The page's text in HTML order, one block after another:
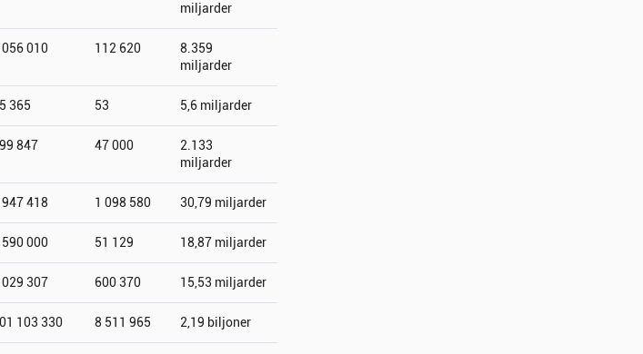
miljarder
056 010 112 620
8.359
miljarder
365 53 5,6 miljarder
847 47 000
2.133
miljarder
947 418 1 098 580 30,79 miljarder
590 000 51 129 18,87 miljarder
029 307 600 370 15,53 miljarder
103 330 8 511 965 2,19 biljoner